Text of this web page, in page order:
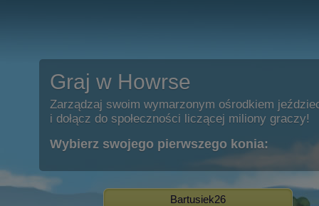
Graj w Howrse
Zarządzaj swoim wymarzonym ośrodkiem
i dołącz do społeczności liczącej miliony graczy!
Wybierz swojego pierwszego konia:
Bartusiek26